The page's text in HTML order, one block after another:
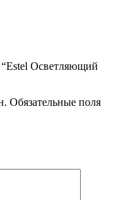
“Estel Осветляющий
Обязательные поля